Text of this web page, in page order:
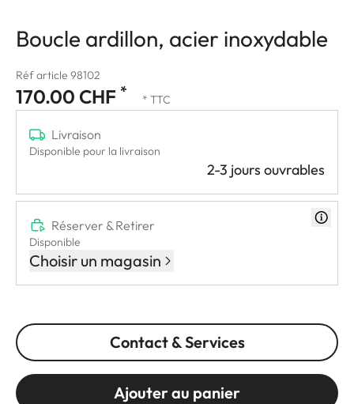
Boucle ardillon, acier inoxydable
Réf article 98102
170.00 CHF * * TTC
Livraison
Disponible pour la livraison
2-3 jours ouvrables
Réserver & Retirer
Disponible
Choisir un magasin
Contact & Services
Ajouter au panier